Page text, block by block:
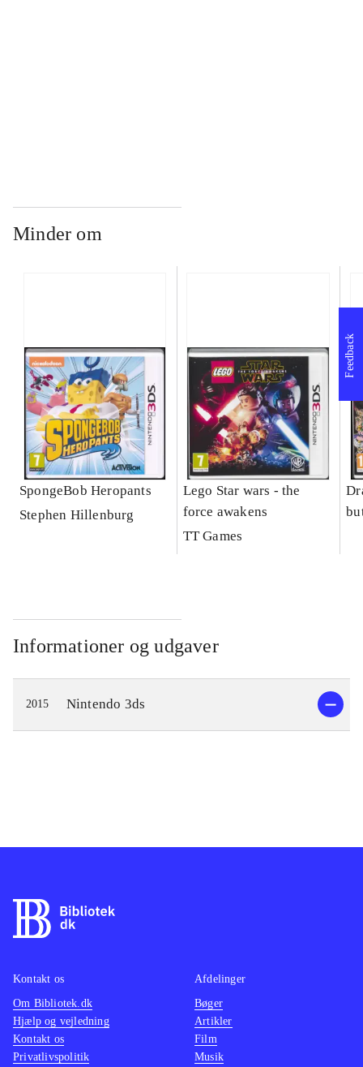
Minder om
SpongeBob Heropants
Stephen Hillenburg
Lego Star wars - the
force awakens
TT Games
Informationer og udgaver
2015 Nintendo 3ds
Feedback
Kontakt os
Om Bibliotek.dk
Hjælp og vejledning
Kontakt os
Privatlivspolitik
Afdelinger
Bøger
Artikler
Film
Musik